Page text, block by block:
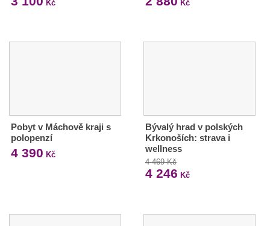
Kč Kč
Pobyt v Máchově kraji s
polopenzí
4 390 Kč
Bývalý hrad v polských
Krkonoších: strava i
wellness
4 469 Kč
4 246 Kč